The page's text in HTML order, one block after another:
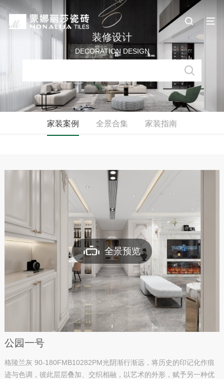
装修设计
DECORATION DESIGN
家装案例 全景合集 家装指南
全景预览
公园一号
格陵兰灰 90-180FMB10282PM光阴渐行渐远，将历史的印记化作痕
迹与色调，彼此层层叠加、交织相融，以艺术的外形，赋予另一种优